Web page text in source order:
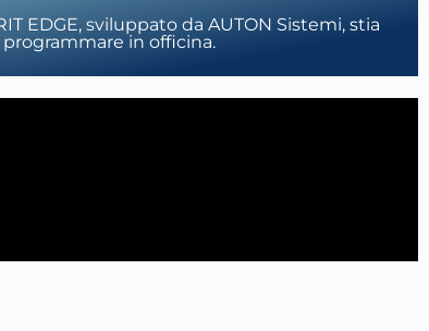
EDGE, sviluppato da AUTON Sistemi, stia
in officina.